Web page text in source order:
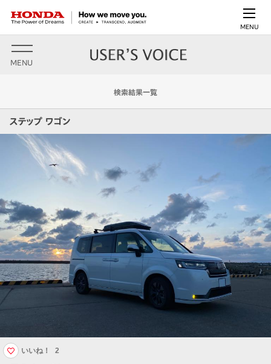
MENU
MENU
検索結果一覧
ステップ ワゴン
いいね！ 2